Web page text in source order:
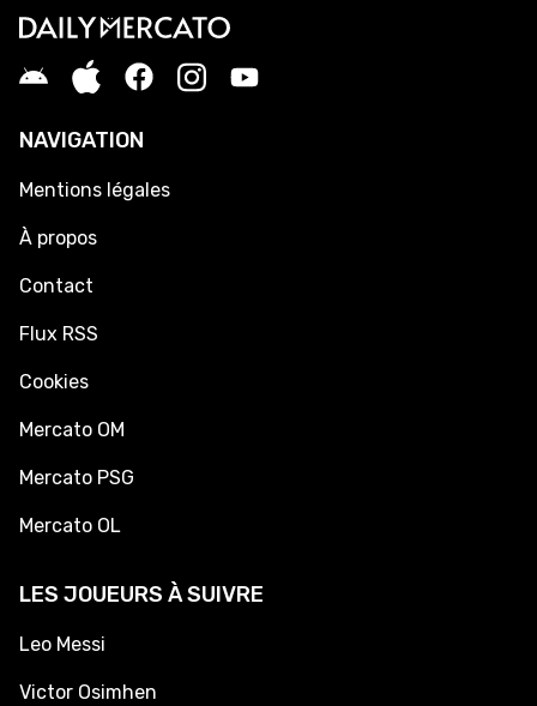
NAVIGATION
Mentions légales
À propos
Contact
Flux RSS
Cookies
Mercato OM
Mercato PSG
Mercato OL
LES JOUEURS À SUIVRE
Leo Messi
Victor Osimhen